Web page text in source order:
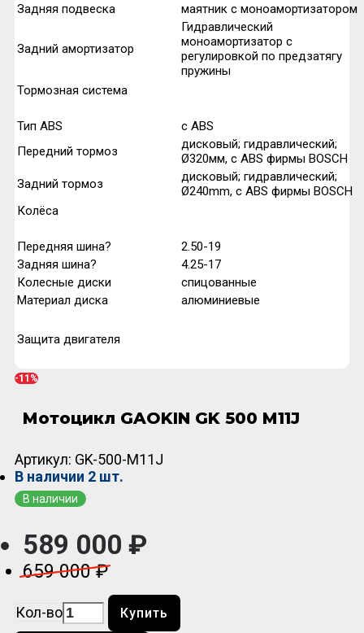
Задняя подвеска
маятник с моноамортизатором
Задний амортизатор
Гидравлический
моноамортизатор с
регулировкой по предзатягу
пружины
Тормозная система
Тип ABS
с ABS
Передний тормоз
дисковый; гидравлический;
Ø320мм, с ABS фирмы BOSCH
Задний тормоз
дисковый; гидравлический;
Ø240mm, с ABS фирмы BOSCH
Колёса
Передняя шина?
2.50-19
Задняя шина?
4.25-17
Колесные диски
спицованные
Материал диска
алюминиевые
Защита двигателя
-11%
Мотоцикл GAOKIN GK 500 М11J
Артикул: GK-500-М11J
В наличии 2 шт.
В наличии
589 000 ₽
659 000 ₽
Кол-во Купить